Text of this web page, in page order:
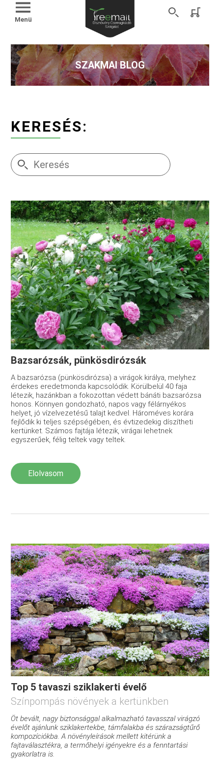
Menü
SZAKMAI BLOG
KERESÉS:
Bazsarózsák, pünkösdirózsák
A bazsarózsa (pünkösdirózsa) a virágok királya, melyhez
érdekes eredetmonda kapcsolódik. Körülbelül 40 faja
létezik, hazánkban a fokozottan védett bánáti bazsarózsa
honos. Könnyen gondozható, napos vagy félárnyékos
helyet, jó vízelvezetésű talajt kedvel. Hároméves korára
fejlődik ki teljes szépségében, és évtizedekig díszítheti
kertünket. Számos fajtája létezik, virágai lehetnek
egyszerűek, félig teltek vagy teltek.
Elolvasom
Top 5 tavaszi sziklakerti évelő
Színpompás növények a kertünkben
Öt bevált, nagy biztonsággal alkalmazható tavasszal virágzó
évelőt ajánlunk sziklakertekbe, támfalakba és szárazságtűrő
kompozíciókba. A növényleírások mellett kitérünk a
fajtaválasztékra, a termőhelyi igényekre és a fenntartási
gyakorlatra is.